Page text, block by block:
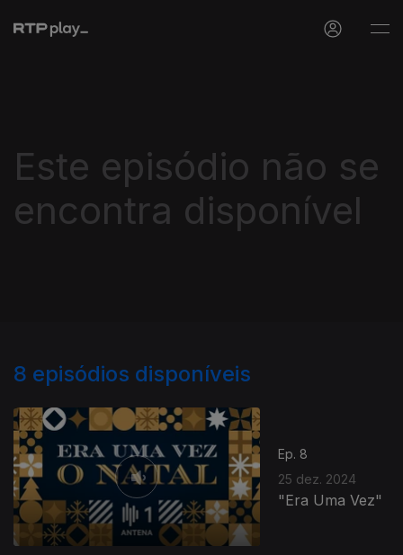
Este episódio não se
encontra disponível
8 episódios disponíveis
Ep. 8
25 dez. 2024
"Era Uma Vez"